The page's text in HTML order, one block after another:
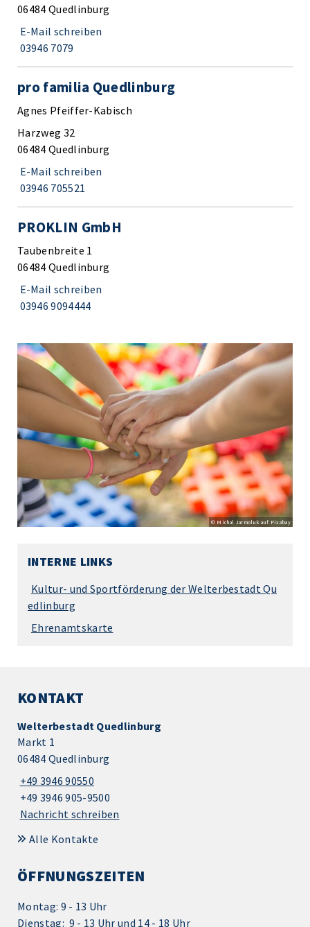
06484 Quedlinburg
E-Mail schreiben
03946 7079
pro familia Quedlinburg
Agnes Pfeiffer-Kabisch
Harzweg 32
06484 Quedlinburg
E-Mail schreiben
03946 705521
PROKLIN GmbH
Taubenbreite 1
06484 Quedlinburg
E-Mail schreiben
03946 9094444
© Michal Jarmoluk auf Pixabay
INTERNE LINKS
Kultur- und Sportförderung der Welterbestadt Qu
edlinburg
Ehrenamtskarte
KONTAKT
Welterbestadt Quedlinburg
Markt 1
06484 Quedlinburg
+49 3946 90550
+49 3946 905-9500
Nachricht schreiben
Alle Kontakte
ÖFFNUNGSZEITEN
Montag: 9 - 13 Uhr
Dienstag: 9 - 13 Uhr und 14 - 18 Uhr